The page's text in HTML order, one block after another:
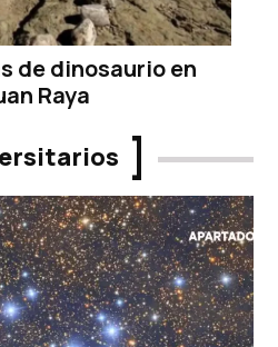
de dinosaurio en
Raya